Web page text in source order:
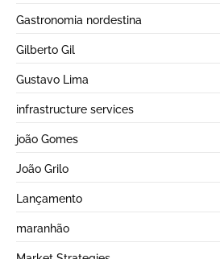
Gastronomia nordestina
Gilberto Gil
Gustavo Lima
infrastructure services
joão Gomes
João Grilo
Lançamento
maranhão